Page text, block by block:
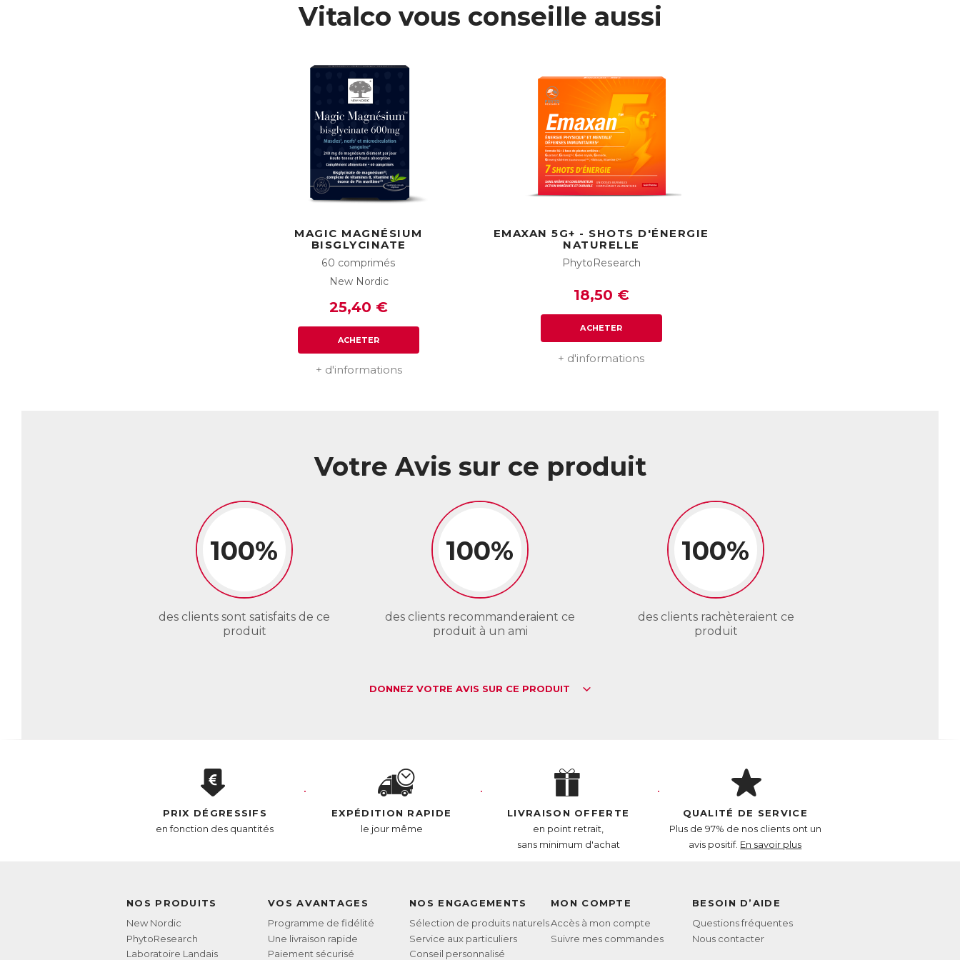
Vitalco vous conseille aussi
MAGIC MAGNÉSIUM
BISGLYCINATE
60 comprimés
New Nordic
25,40 €
ACHETER
+ d'informations
EMAXAN 5G+ - SHOTS D'ÉNERGIE
NATURELLE
PhytoResearch
18,50 €
ACHETER
+ d'informations
Votre Avis sur ce produit
100%
des clients sont satisfaits de ce
produit
100%
des clients recommanderaient ce
produit à un ami
100%
des clients rachèteraient ce
produit
DONNEZ VOTRE AVIS SUR CE PRODUIT
PRIX DÉGRESSIFS
en fonction des quantités
EXPÉDITION RAPIDE
le jour même
LIVRAISON OFFERTE
en point retrait,
sans minimum d'achat
QUALITÉ DE SERVICE
Plus de 97% de nos clients ont un
avis positif. En savoir plus
NOS PRODUITS
New Nordic
PhytoResearch
Laboratoire Landais
VOS AVANTAGES
Programme de fidélité
Une livraison rapide
Paiement sécurisé
NOS ENGAGEMENTS
Sélection de produits naturels
Service aux particuliers
Conseil personnalisé
MON COMPTE
Accès à mon compte
Suivre mes commandes
BESOIN D’AIDE
Questions fréquentes
Nous contacter